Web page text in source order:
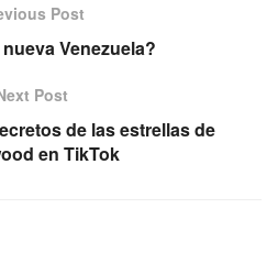
Post
Venezuela?
Post
de las estrellas de
en TikTok